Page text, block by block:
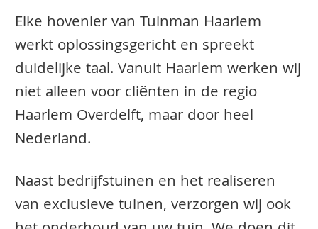
Elke hovenier van Tuinman Haarlem
werkt oplossingsgericht en spreekt
duidelijke taal. Vanuit Haarlem werken wij
niet alleen voor cliënten in de regio
Haarlem Overdelft, maar door heel
Nederland.
Naast bedrijfstuinen en het realiseren
van exclusieve tuinen, verzorgen wij ook